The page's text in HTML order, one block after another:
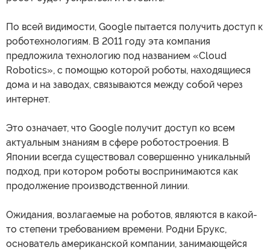
По всей видимости, Google пытается получить доступ к
роботехнологиям. В 2011 году эта компания
предложила технологию под названием «Cloud
Robotics», с помощью которой роботы, находящиеся
дома и на заводах, связываются между собой через
интернет.
Это означает, что Google получит доступ ко всем
актуальным знаниям в сфере роботостроения. В
Японии всегда существовал совершенно уникальный
подход, при котором роботы воспринимаются как
продолжение производственной линии.
Ожидания, возлагаемые на роботов, являются в какой-
то степени требованием времени. Родни Брукс,
основатель американской компании, занимающейся